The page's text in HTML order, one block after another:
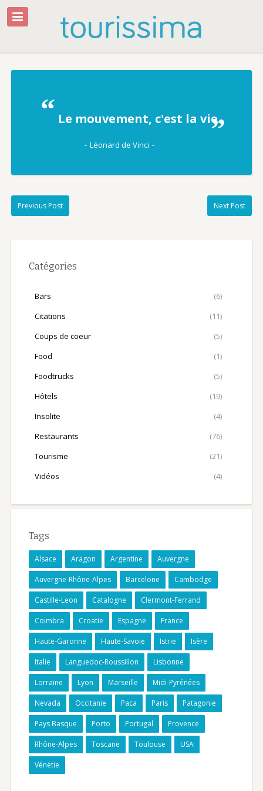
Le mouvement, c'est la vie.
Léonard de Vinci
Previous Post Next Post
Catégories
Bars
(6)
Citations
(11)
Coups de coeur
(5)
Food
(1)
Foodtrucks
(5)
Hôtels
(19)
Insolite
(4)
Restaurants
(76)
Tourisme
(21)
Vidéos
(4)
Tags
Alsace Aragon Argentine Auvergne
Auvergne-Rhône-Alpes Barcelone Cambodge
Castille-Leon Catalogne Clermont-Ferrand
Coimbra Croatie Espagne France
Haute-Garonne Haute-Savoie Istrie Isère
Italie Languedoc-Roussillon Lisbonne
Lorraine Lyon Marseille Midi-Pyrénées
Nevada Occitanie Paca Paris Patagonie
Pays Basque Porto Portugal Provence
Rhône-Alpes Toscane Toulouse USA
Vénétie